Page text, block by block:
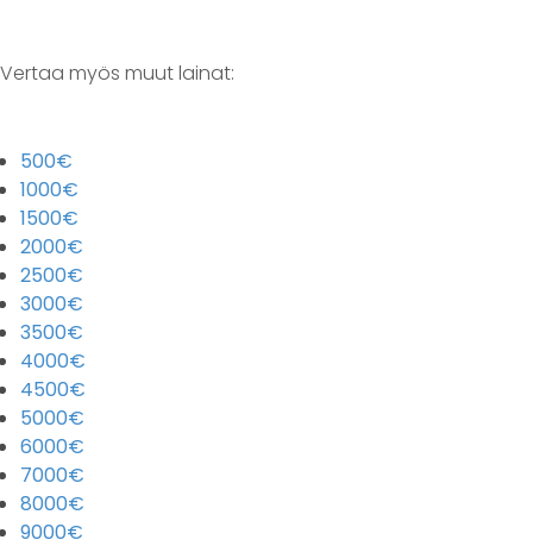
Vertaa myös muut lainat:
500€
1000€
1500€
2000€
2500€
3000€
3500€
4000€
4500€
5000€
6000€
7000€
8000€
9000€